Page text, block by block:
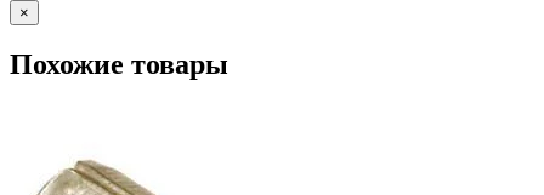
×
Похожие товары